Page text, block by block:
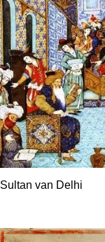
Sultan van Delhi